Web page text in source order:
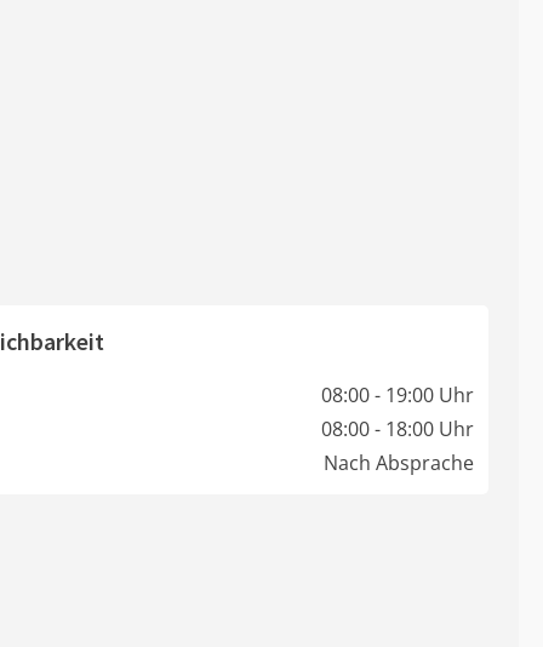
08:00 - 19:00 Uhr
08:00 - 18:00 Uhr
Nach Absprache